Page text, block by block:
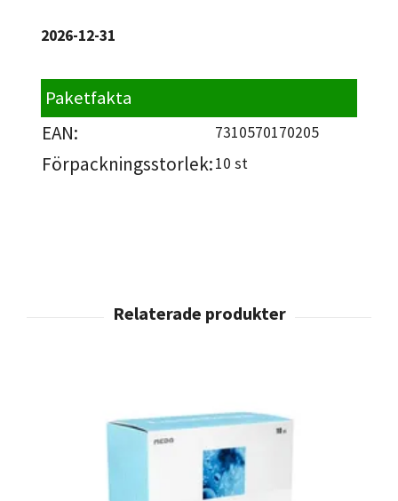
2026-12-31
Paketfakta
EAN: 7310570170205
Förpackningsstorlek:10 st